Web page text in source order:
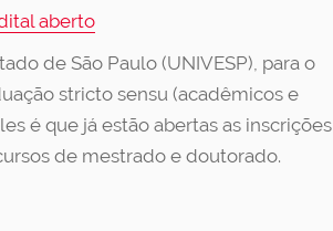
aberto
de São Paulo (UNIVESP), para o
stricto sensu (acadêmicos e
é que já estão abertas as inscrições
de mestrado e doutorado.